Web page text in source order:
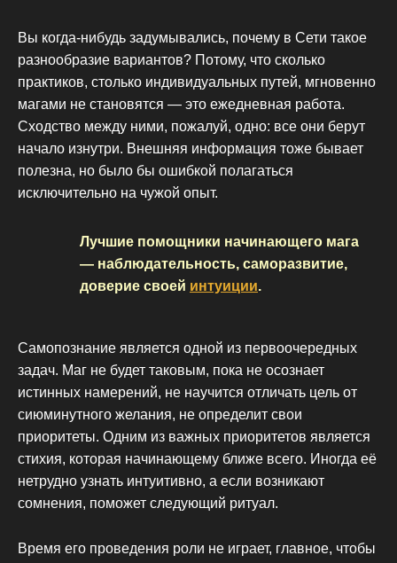
Вы когда-нибудь задумывались, почему в Сети такое
разнообразие вариантов? Потому, что сколько
практиков, столько индивидуальных путей, мгновенно
магами не становятся — это ежедневная работа.
Сходство между ними, пожалуй, одно: все они берут
начало изнутри. Внешняя информация тоже бывает
полезна, но было бы ошибкой полагаться
исключительно на чужой опыт.
Лучшие помощники начинающего мага
— наблюдательность, саморазвитие,
доверие своей интуиции.
Самопознание является одной из первоочередных
задач. Маг не будет таковым, пока не осознает
истинных намерений, не научится отличать цель от
сиюминутного желания, не определит свои
приоритеты. Одним из важных приоритетов является
стихия, которая начинающему ближе всего. Иногда её
нетрудно узнать интуитивно, а если возникают
сомнения, поможет следующий ритуал.
Время его проведения роли не играет, главное, чтобы